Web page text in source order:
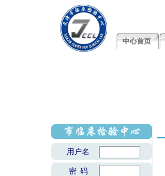
中心首页
用户名
密 码